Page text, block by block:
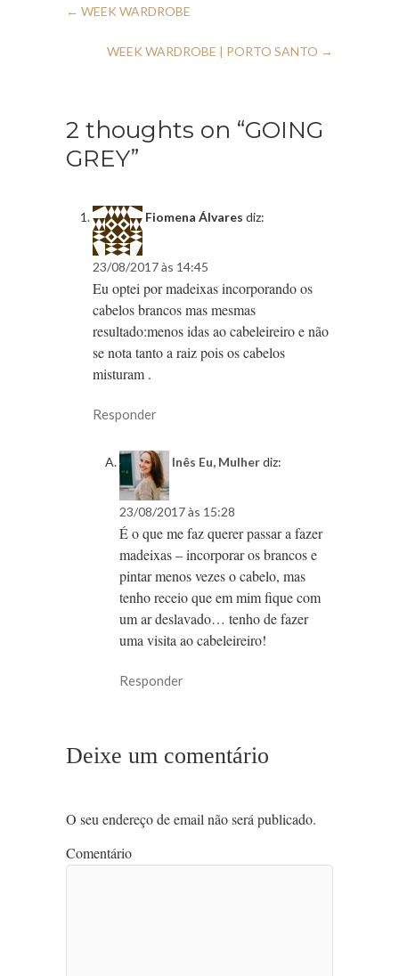
← WEEK WARDROBE
WEEK WARDROBE | PORTO SANTO →
2 thoughts on “GOING
GREY”
Fiomena Álvares diz:
23/08/2017 às 14:45
Eu optei por madeixas incorporando os
cabelos brancos mas mesmas
resultado:menos idas ao cabeleireiro e não
se nota tanto a raiz pois os cabelos
misturam .
Responder
Inês Eu, Mulherdiz:
23/08/2017 às 15:28
É o que me faz querer passar a fazer
madeixas – incorporar os brancos e
pintar menos vezes o cabelo, mas
tenho receio que em mim fique com
um ar deslavado… tenho de fazer
uma visita ao cabeleireiro!
Responder
Deixe um comentário
O seu endereço de email não será publicado.
Comentário